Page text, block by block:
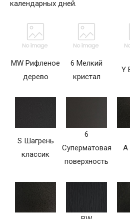
календарных дней.
MW Рифленое
дерево
6 Мелкий
кристал
Y
S Шагрень
классик
6
Суперматовая
поверхность
A